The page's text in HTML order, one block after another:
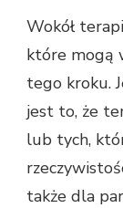
Wokół
które mogą
tego kroku.
jest to, że
lub tych,
także dla